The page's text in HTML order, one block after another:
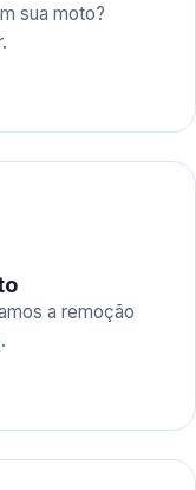
sua moto?
a remoção